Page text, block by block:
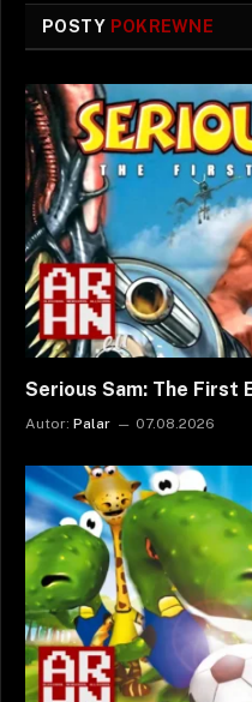
POSTY POKREWNE
Serious Sam: The First
Autor: Palar 07.08.2026